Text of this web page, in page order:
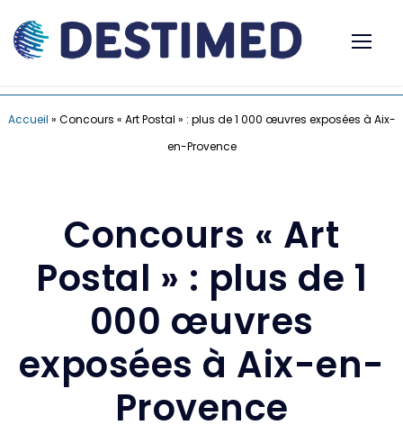
Accueil » Concours « Art Postal » : plus de 1 000 œuvres exposées à Aix-
en-Provence
Concours « Art
Postal » : plus de 1
000 œuvres
exposées à Aix-en-
Provence